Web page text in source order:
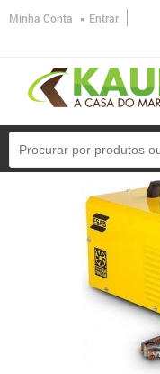
Minha Conta Entrar